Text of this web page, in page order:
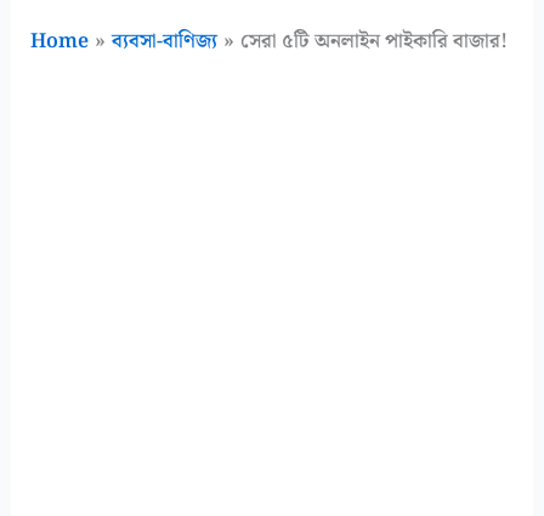
Home ব্যবসা-বাণিজ্য সেরা ৫টি অনলাইন পাইকারি বাজার!